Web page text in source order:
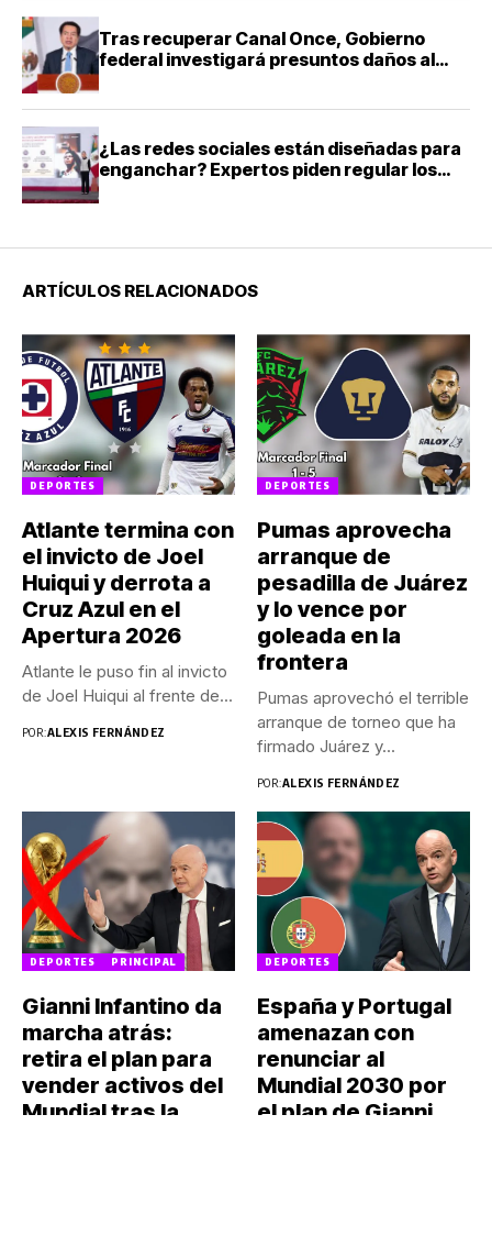
Tras recuperar Canal Once, Gobierno
federal investigará presuntos daños al
¿Las redes sociales están diseñadas para
enganchar? Expertos piden regular los
ARTÍCULOS RELACIONADOS
DEPORTES
Atlante termina con
el invicto de Joel
Huiqui y derrota a
Cruz Azul en el
Apertura 2026
Atlante le puso fin al invicto
de Joel Huiqui al frente de...
POR:ALEXIS FERNÁNDEZ
DEPORTES
Pumas aprovecha
arranque de
pesadilla de Juárez
y lo vence por
goleada en la
frontera
Pumas aprovechó el terrible
arranque de torneo que ha
firmado Juárez y...
POR:ALEXIS FERNÁNDEZ
DEPORTES PRINCIPAL
Gianni Infantino da
marcha atrás:
retira el plan para
vender activos del
Mundial tras la
DEPORTES
España y Portugal
amenazan con
renunciar al
Mundial 2030 por
el plan de Gianni